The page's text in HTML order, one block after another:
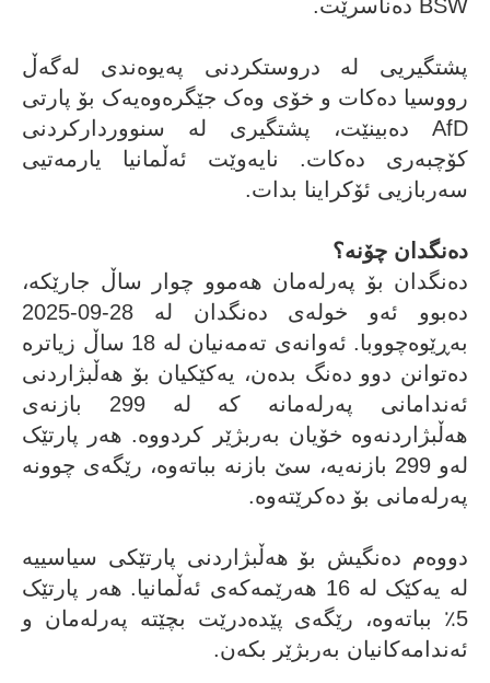
BSW دەناسرێت.
پشتگیریی لە دروستکردنی پەیوەندی لەگەڵ
رووسیا دەکات و خۆی وەک جێگرەوەیەک بۆ پارتی
AfD دەبینێت، پشتگیری لە سنووردارکردنی
کۆچبەری دەکات. نایەوێت ئەڵمانیا یارمەتیی
سەربازیی ئۆکراینا بدات.
دەنگدان چۆنە؟
دەنگدان بۆ پەرلەمان هەموو چوار ساڵ جارێکە،
دەبوو ئەو خولەی دەنگدان لە 28-09-2025
بەڕێوەچووبا. ئەوانەی تەمەنیان لە 18 ساڵ زیاترە
دەتوانن دوو دەنگ بدەن، یەکێکیان بۆ هەڵبژاردنی
ئەندامانی پەرلەمانە کە لە 299 بازنەی
هەڵبژاردنەوە خۆیان بەربژێر کردووە. هەر پارتێک
لەو 299 بازنەیە، سێ بازنە بباتەوە، رێگەی چوونە
پەرلەمانی بۆ دەکرێتەوە.
دووەم دەنگیش بۆ هەڵبژاردنی پارتێکی سیاسییە
لە یەكێک لە 16 هەرێمەکەی ئەڵمانیا. هەر پارتێک
5٪ بباتەوە، رێگەی پێدەدرێت بچێتە پەرلەمان و
ئەندامەکانیان بەربژێر بکەن.